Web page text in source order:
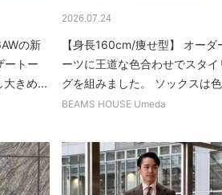
の新
ートー
大きめ...
2026.07.24
【身長160cm/痩せ型】 オーダ
ーツに王道な色合わせでスタイ
グを組みました。 ソックスは
BEAMS HOUSE Umeda